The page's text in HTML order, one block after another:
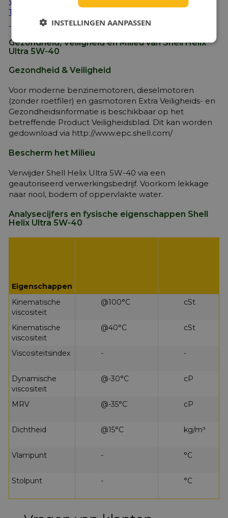
Technical Helpdesk
Gezondheid, Veiligheid en Milieu van Shell Helix
Ultra 5W-40
Gezondheid & Veiligheid
Voor moderne benzinemotoren, dieselmotoren
(zonder roetfiler) en gasmotoren Extra Veiligheids- en
Gezondheidsinformatie is beschikbaar op het
betreffende Product Veiligheidsblad. Dit kan worden
gedownload via http://www.epc.shell.com/
Bescherm het Milieu
Verwijder Shell Helix Ultra 5W-40 via een
geautoriseerd verwerkingsbedrijf. Voorkom lekkage
naar riool, bodem of oppervlakte water.
Analysecijfers en fysische eigenschappen Shell
Helix Ultra 5W-40
Eigenschappen
Kinematische
viscositeit
@100°C cSt
Kinematische
viscositeit
@40°C cSt
Viscositeitsindex - -
Dynamische
viscositeit
@-30°C cP
MRV @-35°C cP
Dichtheid @15°C kg/m³
Vlampunt - °C
Stolpunt - °C
INSTELLINGEN AANPASSEN